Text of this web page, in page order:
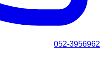
052-3956962